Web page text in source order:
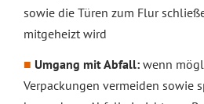
sowie die Türen zum Flur
mitgeheizt wird
Umgang mit Abfall: wenn
Verpackungen vermeiden sowie